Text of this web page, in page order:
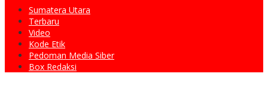
Sumatera Utara
Terbaru
Video
Kode Etik
Pedoman Media Siber
Box Redaksi